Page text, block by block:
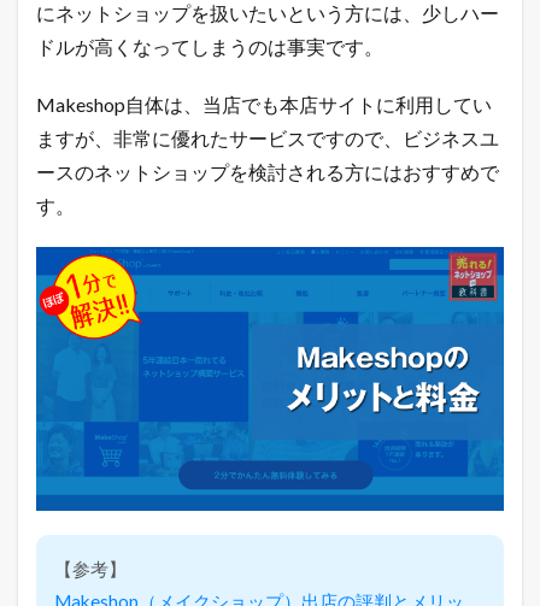
にネットショップを扱いたいという方には、少しハー
ドルが高くなってしまうのは事実です。
Makeshop自体は、当店でも本店サイトに利用してい
ますが、非常に優れたサービスですので、ビジネスユ
ースのネットショップを検討される方にはおすすめで
す。
【参考】
Makeshop（メイクショップ）出店の評判とメリッ